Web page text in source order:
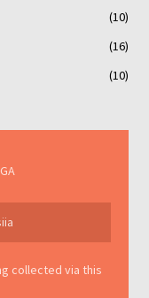
(10)
(16)
(10)
collected via this